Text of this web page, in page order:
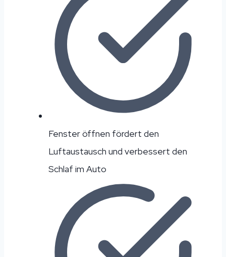
Fenster öffnen fördert den
Luftaustausch und verbessert den
Schlaf im Auto